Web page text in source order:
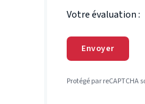
Votre évaluation :
Envoyer
Protégé par reCAPTCHA